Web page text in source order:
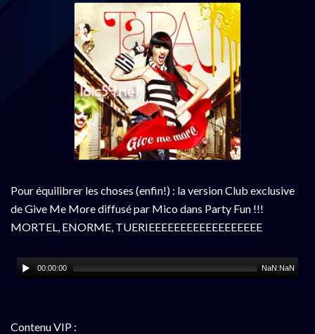
Pour équilibrer les choses (enfin!) : la version Club exclusive
de Give Me More diffusé par Mico dans Party Fun !!!
MORTEL, ENORME, TUERIEEEEEEEEEEEEEEEEEE
00:00:00 NaN:NaN
Contenu VIP :